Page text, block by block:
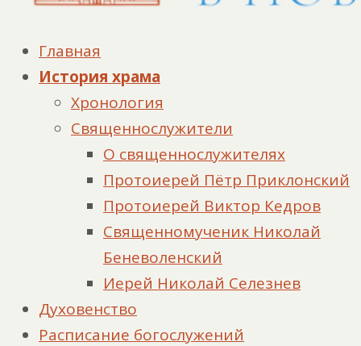
Главная
История храма
Хронология
Священнослужители
О священнослужителях
Протоиерей Пётр Приклонский
Протоиерей Виктор Кедров
Священномученик Николай
Беневоленский
Иерей Николай Селезнев
Духовенство
Расписание богослужений